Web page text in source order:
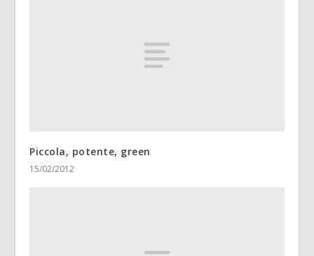
Piccola, potente, green
15/02/2012